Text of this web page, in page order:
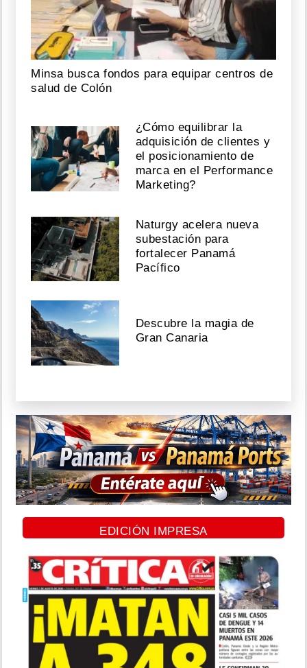
Minsa busca fondos para equipar centros de
salud de Colón
¿Cómo equilibrar la
adquisición de clientes y
el posicionamiento de
marca en el Performance
Marketing?
Naturgy acelera nueva
subestación para
fortalecer Panamá
Pacífico
Descubre la magia de
Gran Canaria
EDICIÓN IMPRESA